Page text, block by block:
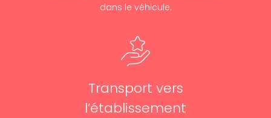
dans le véhicule.
Transport vers
l’établissement